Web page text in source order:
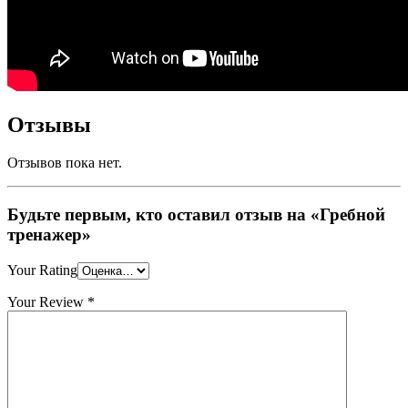
Отзывы
Отзывов пока нет.
Будьте первым, кто оставил отзыв на «Гребной
тренажер»
Your Rating
Your Review *